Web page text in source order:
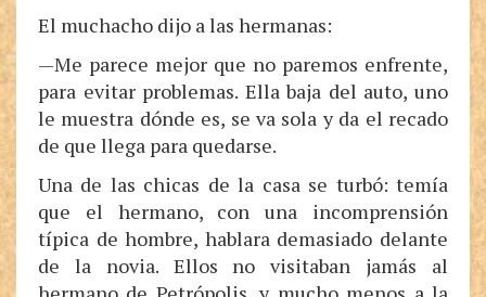
El muchacho dijo a las hermanas:
—Me parece mejor que no paremos enfrente,
para evitar problemas. Ella baja del auto, uno
le muestra dónde es, se va sola y da el recado
de que llega para quedarse.
Una de las chicas de la casa se turbó: temía
que el hermano, con una incomprensión
típica de hombre, hablara demasiado delante
de la novia. Ellos no visitaban jamás al